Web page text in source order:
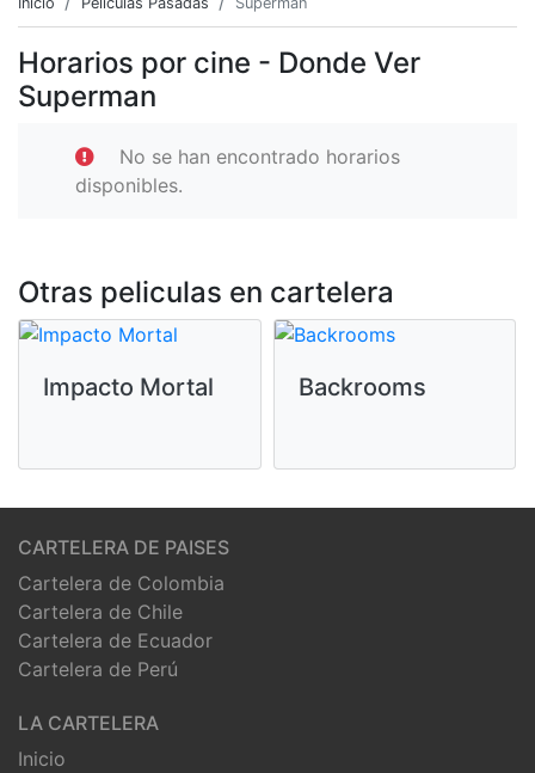
Horarios por cine - Donde Ver
Superman
No se han encontrado horarios
disponibles.
Otras peliculas en cartelera
Impacto Mortal Backrooms
CARTELERA DE PAISES
Cartelera de Colombia
Cartelera de Chile
Cartelera de Ecuador
Cartelera de Perú
LA CARTELERA
Inicio